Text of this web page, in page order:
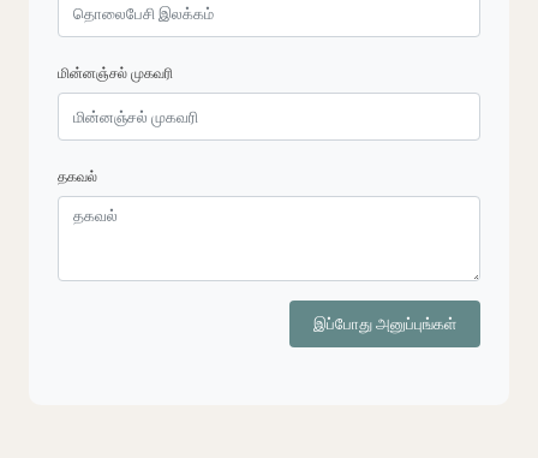
மின்னஞ்சல் முகவரி
தகவல்
இப்போது அனுப்புங்கள்